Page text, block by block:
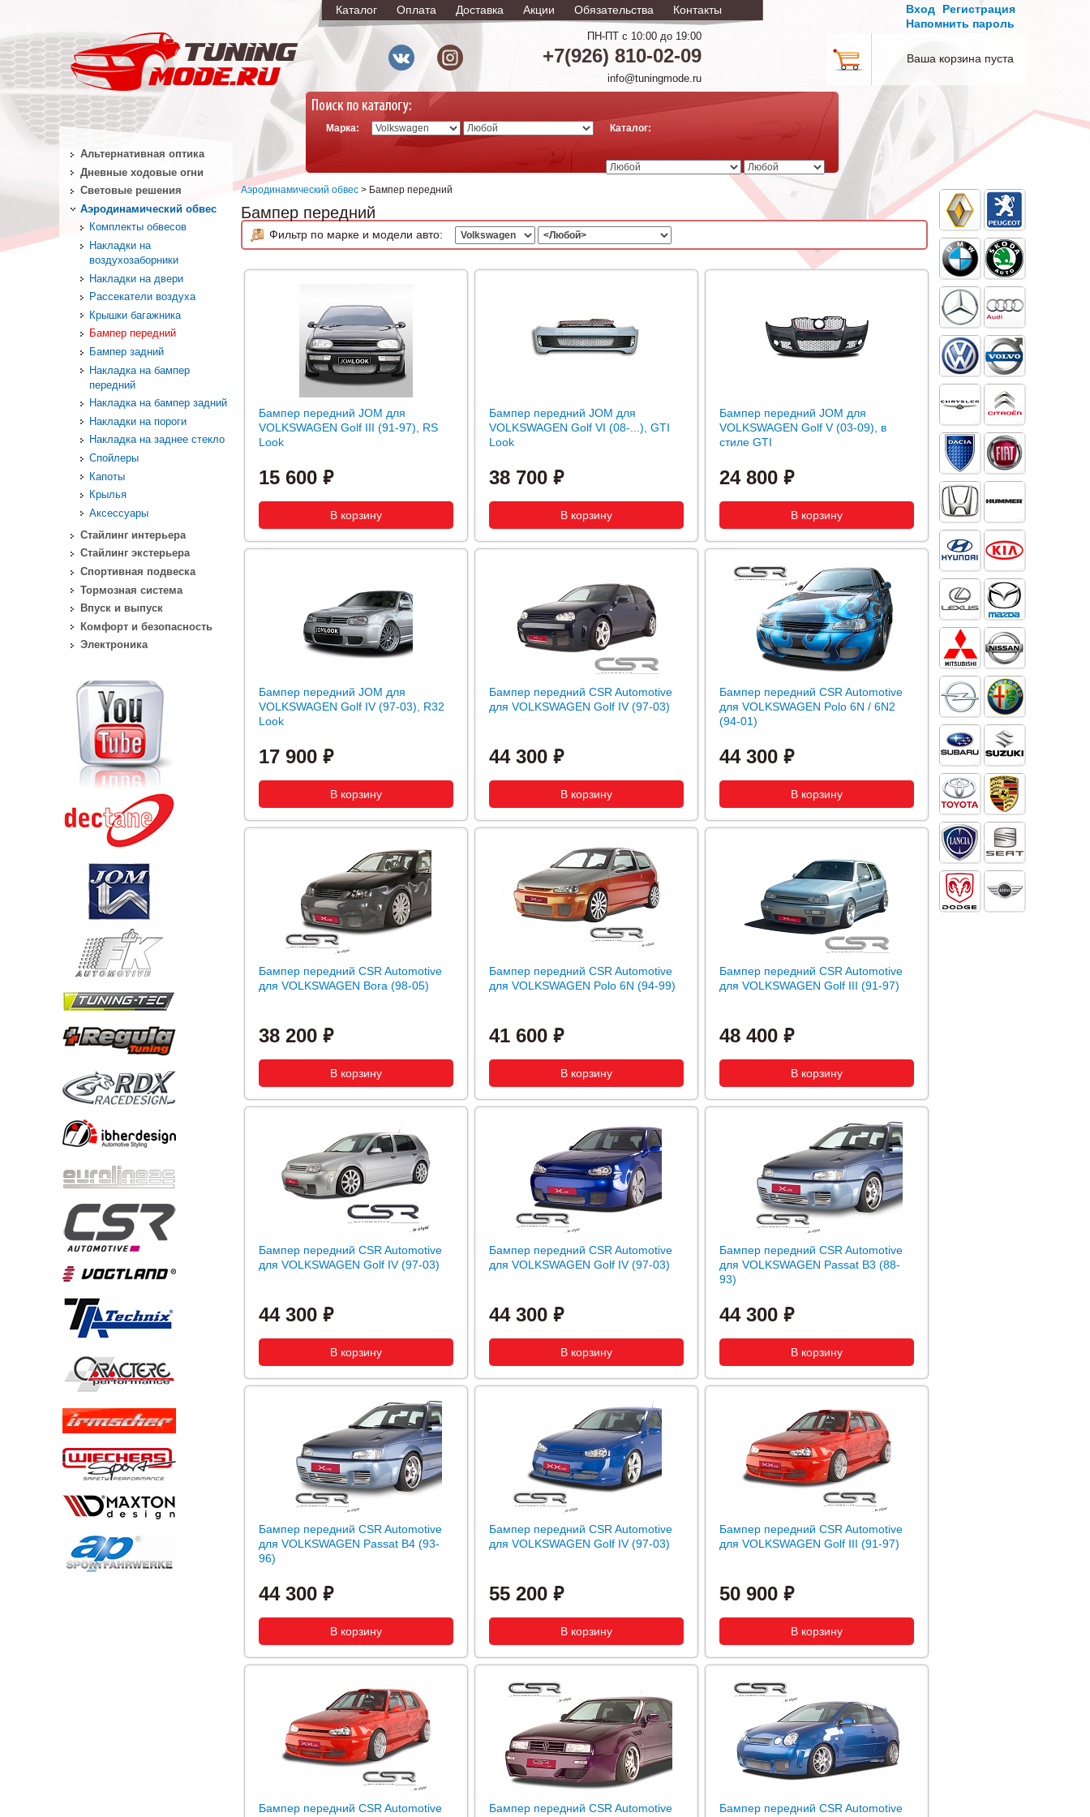
ПН-ПТ с 10:00 до 19:00
+7(926) 810-02-09
info@tuningmode.ru
Каталог Оплата Доставка Акции Обязательства Контакты Вход
Регистрация
Напомнить пароль
Ваша корзина пуста
Марка: Каталог:
Аэродинамический обвес > Бампер передний
Бампер передний
Фильтр по марке и модели авто:
Бампер передний JOM для
VOLKSWAGEN Golf III (91-97), RS
Look
15 600
Бампер передний JOM для
VOLKSWAGEN Golf VI (08-...), GTI
Look
38 700
Бампер передний JOM для
VOLKSWAGEN Golf V (03-09), в
стиле GTI
24 800
Бампер передний JOM для
VOLKSWAGEN Golf IV (97-03), R32
Look
17 900
Бампер передний CSR Automotive
для VOLKSWAGEN Golf IV (97-03)
44 300
Бампер передний CSR Automotive
для VOLKSWAGEN Polo 6N / 6N2
(94-01)
44 300
Бампер передний CSR Automotive
для VOLKSWAGEN Bora (98-05)
38 200
Бампер передний CSR Automotive
для VOLKSWAGEN Polo 6N (94-99)
41 600
Бампер передний CSR Automotive
для VOLKSWAGEN Golf III (91-97)
48 400
Бампер передний CSR Automotive
для VOLKSWAGEN Golf IV (97-03)
44 300
Бампер передний CSR Automotive
для VOLKSWAGEN Golf IV (97-03)
44 300
Бампер передний CSR Automotive
для VOLKSWAGEN Passat B3 (88-
93)
44 300
Бампер передний CSR Automotive
для VOLKSWAGEN Passat B4 (93-
96)
44 300
Бампер передний CSR Automotive
для VOLKSWAGEN Golf IV (97-03)
55 200
Бампер передний CSR Automotive
для VOLKSWAGEN Golf III (91-97)
50 900
Бампер передний CSR Automotive
Бампер передний CSR Automotive
Бампер передний CSR Automotive
Альтернативная оптика
Дневные ходовые огни
Световые решения
Аэродинамический обвес
Комплекты обвесов
Накладки на
воздухозаборники
Накладки на двери
Рассекатели воздуха
Крышки багажника
Бампер передний
Бампер задний
Накладка на бампер
передний
Накладка на бампер задний
Накладки на пороги
Накладка на заднее стекло
Спойлеры
Капоты
Крылья
Аксессуары
Стайлинг интерьера
Стайлинг экстерьера
Спортивная подвеска
Тормозная система
Впуск и выпуск
Комфорт и безопасность
Электроника